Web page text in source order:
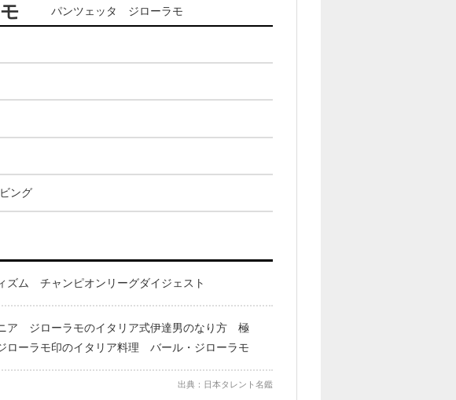
パンツェッタ ジローラモ
ング
ム チャンピオンリーグダイジェスト
ア ジローラモのイタリア式伊達男のなり方 極
ーラモ印のイタリア料理 バール・ジローラモ
出典：日本タレント名鑑